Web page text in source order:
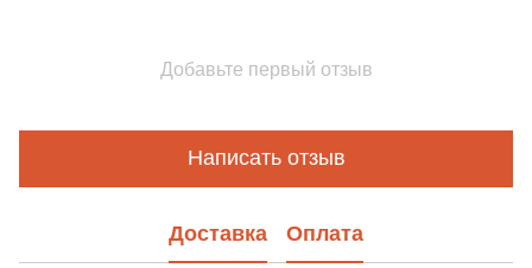
Добавьте первый отзыв
Написать отзыв
Доставка Оплата